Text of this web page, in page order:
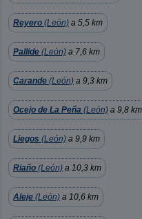
Reyero (León) a 5,5 km
Pallide (León) a 7,6 km
Carande (León) a 9,3 km
Ocejo de La Peña (León) a 9,8 km
Liegos (León) a 9,9 km
Riaño (León) a 10,3 km
Aleje (León) a 10,6 km